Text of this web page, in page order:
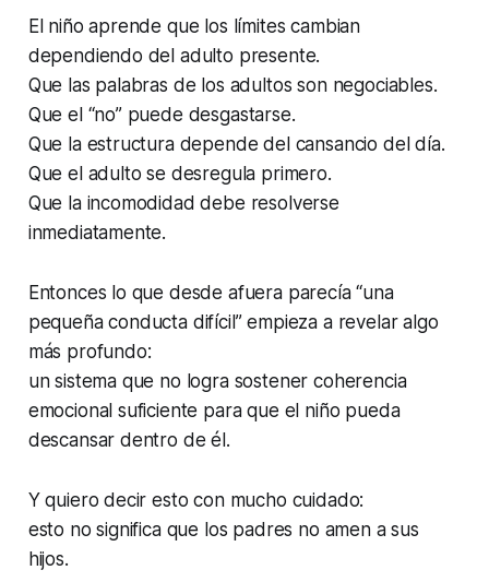
El niño aprende que los límites cambian
dependiendo del adulto presente.
Que las palabras de los adultos son negociables.
Que el “no” puede desgastarse.
Que la estructura depende del cansancio del día.
Que el adulto se desregula primero.
Que la incomodidad debe resolverse
inmediatamente.
Entonces lo que desde afuera parecía“una
pequeña conducta difícil”empieza a revelar algo
más profundo:
un sistema que no logra sostener coherencia
emocional suficiente para que el niño pueda
descansar dentro de él.
Y quiero decir esto con mucho cuidado:
esto no significa que los padres no amen a sus
hijos.